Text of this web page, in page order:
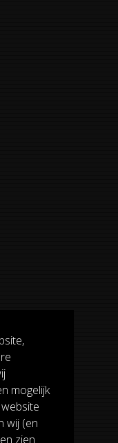
mogelijk
wij (en
zien